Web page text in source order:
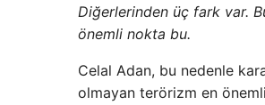
Diğerlerinden üç fark var.
önemli nokta bu.
Celal Adan, bu nedenle
olmayan terörizm en